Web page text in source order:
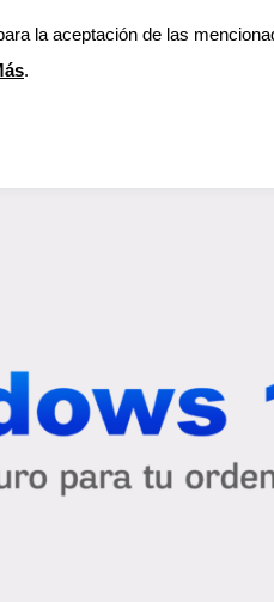
Blog Privacidad
la aceptación de las
.